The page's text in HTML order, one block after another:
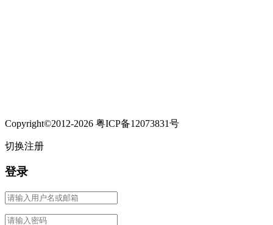
Copyright©2012-2026 粤ICP备12073831号
切换注册
登录